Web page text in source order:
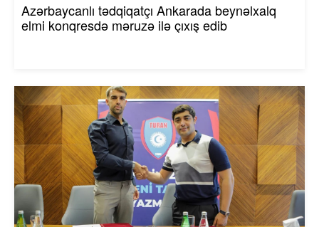
Azərbaycanlı tədqiqatçı Ankarada beynəlxalq
elmi konqresdə məruzə ilə çıxış edib